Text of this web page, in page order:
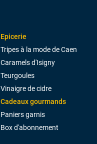
Epicerie
Tripes à la mode de Caen
Caramels d'Isigny
Teurgoules
Vinaigre de cidre
Cadeaux gourmands
Paniers garnis
Box d'abonnement